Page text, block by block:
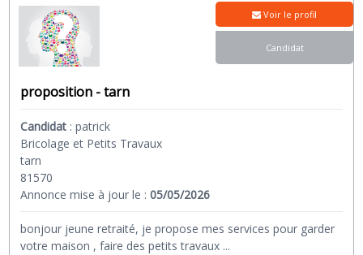
proposition - tarn
Candidat :patrick
Bricolage et Petits Travaux
tarn
81570
Annonce mise à jour le :05/05/2026
bonjour jeune retraité, je propose mes services pour garder
votre maison , faire des petits travaux ...
Voir le profil
Candidat